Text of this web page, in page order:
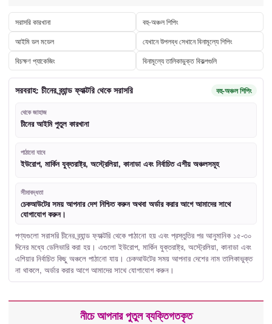
সরাসরি কারখানা
বহু-অঞ্চল শিপিং
আইমি ডল মডেল
যেখানে উপলব্ধ সেখানে বিনামূল্যে শিপিং
বিচক্ষণ প্যাকেজিং
বিনামূল্যে তালিকাভুক্ত বিকল্পগুলি
সরবরাহ: চীনের ব্র্যান্ড ফ্যাক্টরি থেকে সরাসরি বহু-অঞ্চল শিপিং
থেকে জাহাজ
চীনের আইমি পুতুল কারখানা
পাঠানো যাবে
ইউরোপ, মার্কিন যুক্তরাষ্ট্র, অস্ট্রেলিয়া, কানাডা এবং নির্বাচিত এশীয় অঞ্চলসমূহ
সীমাবদ্ধতা
চেকআউটের সময় আপনার দেশ নিশ্চিত করুন অথবা অর্ডার করার আগে আমাদের সাথে
যোগাযোগ করুন।
পণ্যগুলো সরাসরি চীনের ব্র্যান্ড ফ্যাক্টরি থেকে পাঠানো হয় এবং প্রস্তুতির পর আনুমানিক ১৫-৩০
দিনের মধ্যে ডেলিভারি করা হয়। এগুলো ইউরোপ, মার্কিন যুক্তরাষ্ট্র, অস্ট্রেলিয়া, কানাডা এবং
এশিয়ার নির্বাচিত কিছু অঞ্চলে পাঠানো যায়। চেকআউটের সময় আপনার দেশের নাম তালিকাভুক্ত
না থাকলে, অর্ডার করার আগে আমাদের সাথে যোগাযোগ করুন।
নীচে আপনার পুতুল ব্যক্তিগতকৃত